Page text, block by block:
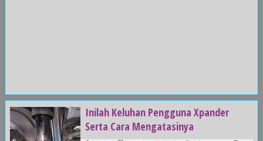
Inilah Keluhan Pengguna Xpander
Serta Cara Mengatasinya